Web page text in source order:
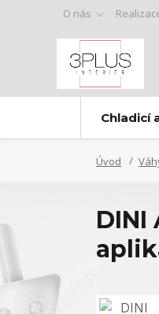
O nás
Chladicí
Úvod
DINI